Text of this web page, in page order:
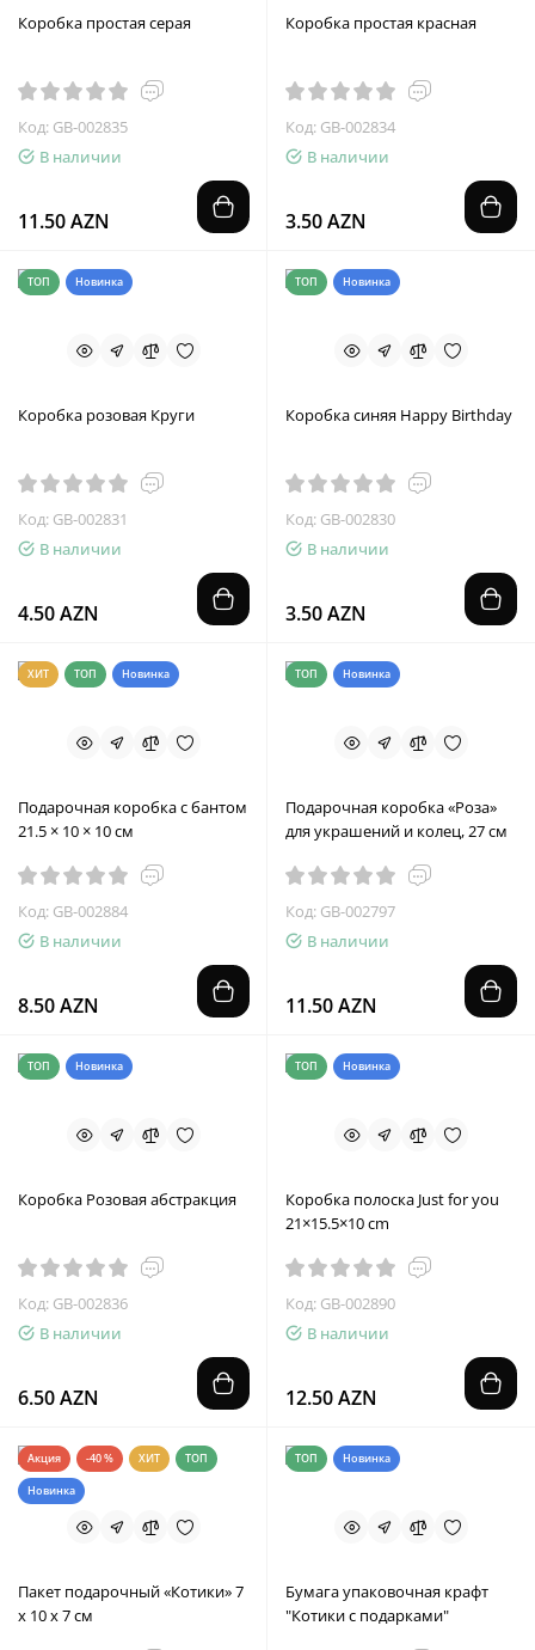
Коробка простая серая
Код: GB-002835
В наличии
11.50 AZN
Коробка простая красная
Код: GB-002834
В наличии
3.50 AZN
ТОП Новинка
Коробка розовая Круги
Код: GB-002831
В наличии
4.50 AZN
ТОП Новинка
Коробка синяя Happy Birthday
Код: GB-002830
В наличии
3.50 AZN
ХИТ ТОП Новинка
Подарочная коробка с бантом
21.5 × 10 × 10 см
Код: GB-002884
В наличии
8.50 AZN
ТОП Новинка
Подарочная коробка «Роза»
для украшений и колец, 27 см
Код: GB-002797
В наличии
11.50 AZN
ТОП Новинка
Коробка Розовая абстракция
Код: GB-002836
В наличии
6.50 AZN
ТОП Новинка
Коробка полоска Just for you
21×15.5×10 cm
Код: GB-002890
В наличии
12.50 AZN
Акция -40 % ХИТ ТОП
Новинка
Пакет подарочный «Котики» 7
х 10 х 7 см
ТОП Новинка
Бумага упаковочная крафт
"Котики с подарками"